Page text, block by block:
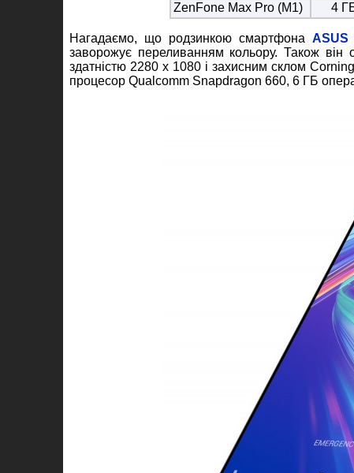
ZenFone Max Pro (M1)
4
Нагадаємо, що родзинкою смартфона ASUS
заворожує переливанням кольору. Також
здатністю 2280 х 1080 і захисним склом
процесор Qualcomm Snapdragon 660, 6 ГБ